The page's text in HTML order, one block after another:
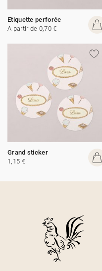
Etiquette perforée
A partir de 0,70 €
Grand sticker
1,15 €